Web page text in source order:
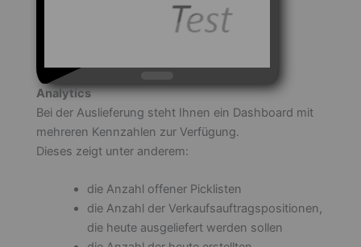
Analytics
Bei der Auslieferung steht Ihnen ein Dashboard mit
mehreren Kennzahlen zur Verfügung.
Dieses zeigt unter anderem:
die Anzahl offener Picklisten
die Anzahl der Verkaufsauftragspositionen,
die heute ausgeliefert werden sollen